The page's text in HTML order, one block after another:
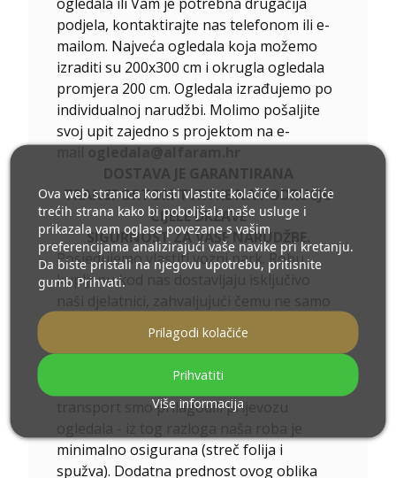
podjela, kontaktirajte nas telefonom ili e-
mailom. Najveća ogledala koja možemo
izraditi su 200x300 cm i okrugla ogledala
promjera 200 cm. Ogledala izrađujemo po
individualnoj narudžbi. Molimo pošaljite
svoj upit zajedno s projektom na e-
TRANSPORTOM TVRTKE NA PODRUČJU
CIJELE DRŽAVE
SIGURNOST ZA VAŠE NARUDŽBE.
Posjedujemo vlastiti vozni park. Robu
kupljenu kod nas dostavljaju isključivo
narudžbi, već i minimiziramo troškove
kako bi što manje zagađivali okoliš,
transport smo prilagodili prijevozu
minimalno osigurana (streč folija i
spužva). Dodatna prednost ovog oblika
Ova web stranica koristi vlastite kolačiće i kolačiće
trećih strana kako bi poboljšala naše usluge i
prikazala vam oglase povezane s vašim
preferencijama analizirajući vaše navike pri kretanju.
Da biste pristali na njegovu upotrebu, pritisnite
gumb Prihvati.
Više informacija
Prilagodi kolačiće
Prihvatiti